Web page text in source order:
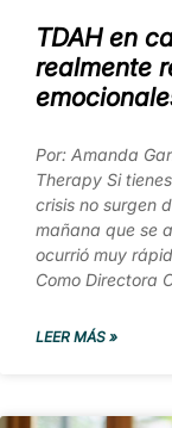
TDAH en
realmente
Por: Amanda
Therapy Si
crisis no surgen
mañana que se
ocurrió muy
Como Directora
LEER MÁS »